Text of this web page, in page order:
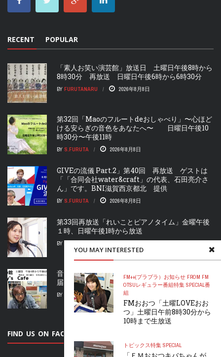
YOU MAY INTERESTED
FM++(プラプラ） お知らせ FROM FM
OTSUレギュラー番組特集 SPECIAL番
組
FMおおつ「土曜LOVEおお
つ」土曜日午前8時30分から
10時まで生放送
トピックス特集 SPECIAL
RECENT POPULAR
「素人お笑い演芸館」放送日 土曜日午後8時から
8時30分 再放送 日曜日午後6時から6時30分
BY FURUTANARU 2026年8月8日
第32回「Maoのフルートdeおしゃべり」〜心ほど
ける安らぎの音色をあなたへ〜 日曜日午後10
時30分〜午後11時
BY S.FURUTA 2026年8月8日
GIVEの流儀 Part.2」第40回 再放送 ゲストは
「「合同会社water&craft」の代表、石田亮介さ
ん」です。BNI滋賀西京都北 提供
BY S.FURUTA 2026年8月8日
第33回再放送「れいことピアノタイム」金曜午後
１時、日曜午後1時から放送
BY
音楽の館 BILLY’S CAFE」 土曜午後4時からお
届け！再放送 日曜日午前8時から
BY S.FURUTA 2026年8月8日
FIND US ON FACEBOOK